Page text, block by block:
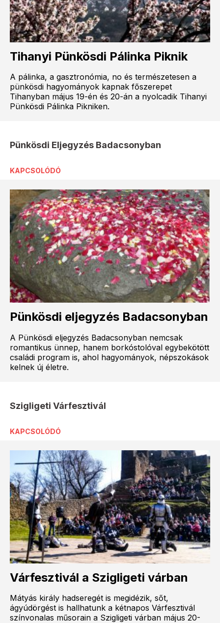
Tihanyi Pünkösdi Pálinka Piknik
A pálinka, a gasztronómia, no és természetesen a
pünkösdi hagyományok kapnak főszerepet
Tihanyban május 19-én és 20-án a nyolcadik Tihanyi
Pünkösdi Pálinka Pikniken.
Pünkösdi Eljegyzés Badacsonyban
KAPCSOLÓDÓ
Pünkösdi eljegyzés Badacsonyban
A Pünkösdi eljegyzés Badacsonyban nemcsak
romantikus ünnep, hanem borkóstolóval egybekötött
családi program is, ahol hagyományok, népszokások
kelnek új életre.
Szigligeti Várfesztivál
KAPCSOLÓDÓ
Várfesztivál a Szigligeti várban
Mátyás király hadseregét is megidézik, sőt,
ágyúdörgést is hallhatunk a kétnapos Várfesztivál
színvonalas műsorain a Szigligeti várban május 20-